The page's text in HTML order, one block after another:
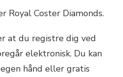
Royal Coster Diamonds.
at du registre dig ved
elektronisk. Du kan
hånd eller gratis